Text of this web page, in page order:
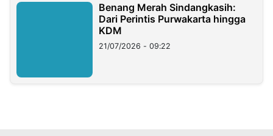
Benang Merah Sindangkasih:
Dari Perintis Purwakarta hingga
KDM
21/07/2026 - 09:22